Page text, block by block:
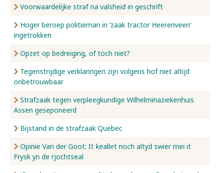
Voorwaardelijke straf na valsheid in geschrift
Hoger beroep politieman in ‘zaak tractor Heerenveen’
ingetrokken
Opzet op bedreiging, of toch niet?
Tegenstrijdige verklaringen zijn volgens hof niet altijd
onbetrouwbaar
Strafzaak tegen verpleegkundige Wilhelminaziekenhuis
Assen geseponeerd
Bijstand in de strafzaak Quebec
Opinie Van der Goot: It keallet noch altyd swier mei it
Frysk yn de rjochtseal